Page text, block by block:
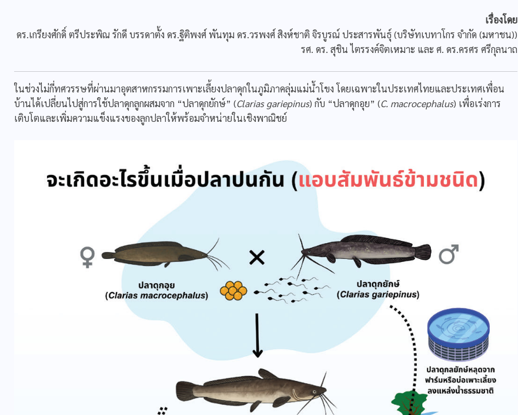
เรื่องโดย
ดร.เกรียงศักดิ์ ตรีประพิณ รักดี บรรดาตั้ง ดร.ฐิติพงศ์ พันทุม ดร.วรพงศ์ สิงห์ชาติ จิรบูรณ์ ประสารพันธุ์ (บริษัทเบทาโกร จำกัด (มหาชน))
รศ. ดร. สุชิน ไตรรงค์จิตเหมาะ และ ศ. ดร.ครศร ศรีกุลนาถ
ในช่วงไม่กี่ทศวรรษที่ผ่านมาอุตสาหกรรมการเพาะเลี้ยงปลาดุกในภูมิภาคลุ่มแม่น้ำโขง โดยเฉพาะในประเทศไทยและประเทศเพื่อน
บ้านได้เปลี่ยนไปสู่การใช้ปลาดุกลูกผสมจาก “ปลาดุกยักษ์” (Clarias gariepinus) กับ “ปลาดุกอุย” (C. macrocephalus) เพื่อเร่งการ
เติบโตและเพิ่มความแข็งแรงของลูกปลาให้พร้อมจำหน่ายในเชิงพาณิชย์